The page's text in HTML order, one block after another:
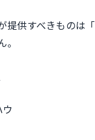
提供すべきものは